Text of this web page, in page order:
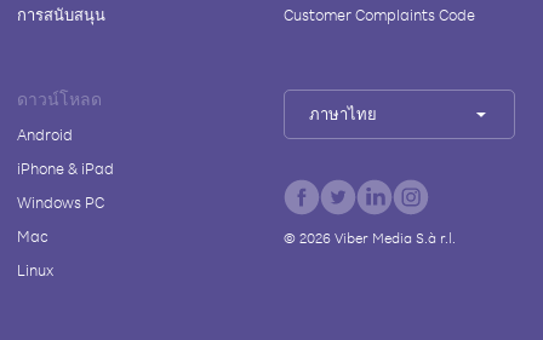
การสนับสนุน
Customer Complaints Code
ดาวน์โหลด
Android
iPhone & iPad
Windows PC
Mac
Linux
ภาษาไทย
© 2026Viber Media S.à r.l.